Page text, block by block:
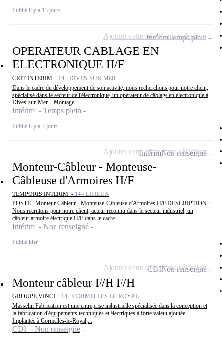
Publié il y a 13 jours
OPERATEUR CABLAGE EN
ELECTRONIQUE H/F
CRIT INTERIM - 14 - DIVES-SUR-MER
Dans le cadre du développement de son activité, nous recherchons pour notre client,
spécialisé dans le secteur de l'électronique, un opérateur de câblage en électronique à
Dives-sur-Mer. - Montage...
Intérim - Temps plein
Publié il y a 3 jours
IntérimTemps plein
Ajouter cette offre à ma sélection
Monteur-Câbleur - Monteuse-
Câbleuse d'Armoires H/F
TEMPORIS INTERIM - 14 - LISIEUX
POSTE : Monteur-Câbleur - Monteuse-Câbleuse d'Armoires H/F DESCRIPTION :
Nous recrutons pour notre client, acteur reconnu dans le secteur industriel, un
câbleur armoire électrique H/F dans le cadre...
Intérim - Non renseigné
Publié hier
IntérimNon renseigné
Ajouter cette offre à ma sélection
Monteur câbleur F/H F/H
GROUPE VINCI - 14 - CORMELLES-LE-ROYAL
Masselin Fabrication est une entreprise industrielle spécialisée dans la conception et
la fabrication d'équipements techniques et électriques à forte valeur ajoutée.
Implantée à Cormelles-le-Royal,...
CDI - Non renseigné
CDINon renseigné
Ajouter cette offre à ma sélection